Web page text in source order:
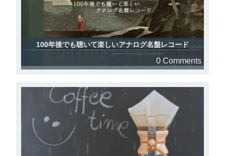
100年後でも聴いて楽しいアナログ名盤レコード
0 Comments